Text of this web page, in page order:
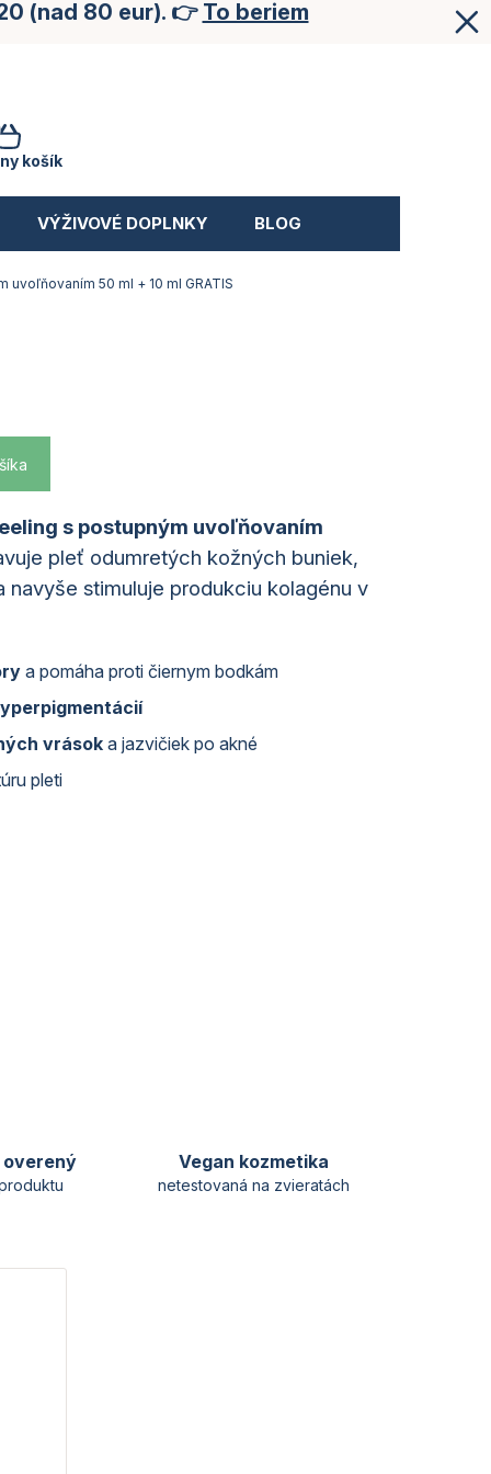
(nad 80 eur). 👉 To beriem
NÁKUPNÝ
KOŠÍK
košík
VÝŽIVOVÉ DOPLNKY BLOG
uvoľňovaním 50 ml + 10 ml GRATIS
s postupným uvoľňovaním
pleť odumretých kožných buniek,
navyše stimuluje produkciu kolagénu v
a pomáha proti čiernym bodkám
vrásoka jazvičiek po akné
pleti
overený Vegan kozmetika
netestovaná na zvieratách